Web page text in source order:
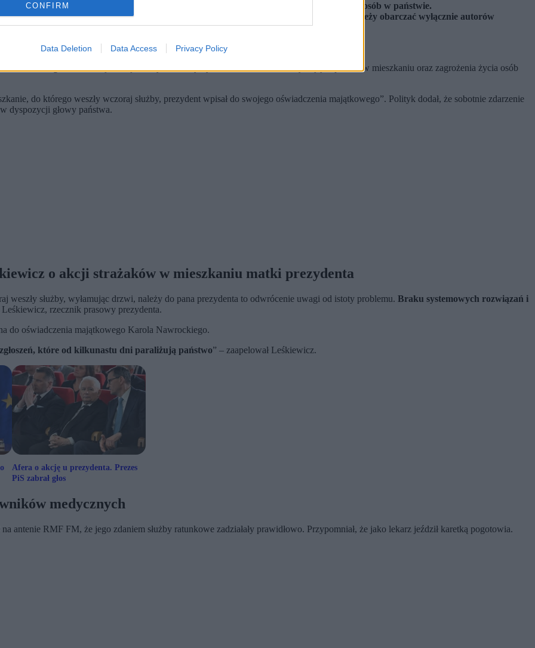
CONFIRM
Data Deletion Data Access Privacy Policy
nie mają systemowej wiedzy o lokalach pozostających w dyspozycji najważniejszych osób w państwie.
życia nie mogą weryfikować deklaracji majątkowych, a winą za incydent należy obarczać wyłącznie autorów
. Interwencja związana była z fałszywym zawiadomieniem dotyczącym pożaru w mieszkaniu oraz zagrożenia życia osób
do którego weszły wczoraj służby, prezydent wpisał do swojego oświadczenia majątkowego”. Polityk dodał, że sobotnie zdarzenie
dyspozycji głowy państwa.
o akcji strażaków w mieszkaniu matki prezydenta
służby, wyłamując drzwi, należy do pana prezydenta to odwrócenie uwagi od istoty problemu. Braku systemowych rozwiązań i
Leśkiewicz, rzecznik prasowy prezydenta.
do oświadczenia majątkowego Karola Nawrockiego.
które od kilkunastu dni paraliżują państwo” – zaapelował Leśkiewicz.
Afera o akcję u prezydenta. Prezes
PiS zabrał głos
medycznych
na antenie RMF FM, że jego zdaniem służby ratunkowe zadziałały prawidłowo. Przypomniał, że jako lekarz jeździł karetką pogotowia.